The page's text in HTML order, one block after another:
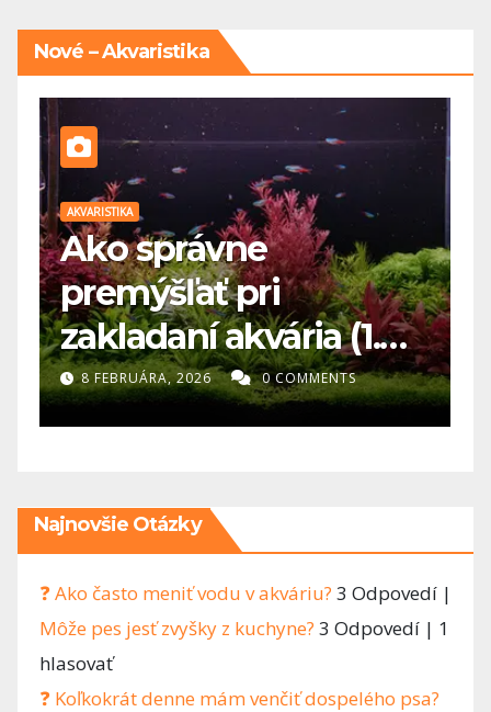
Nové – Akvaristika
AKVARISTIKA
Ako správne
premýšľať pri
zakladaní akvária (1.
diel)- Najväčšia chyba
v akvaristike? Človek
8 FEBRUÁRA, 2026 0 COMMENTS
Najnovšie Otázky
❓ Ako často meniť vodu v akváriu? 3 Odpovedí |
Môže pes jesť zvyšky z kuchyne? 3 Odpovedí | 1
hlasovať
❓ Koľkokrát denne mám venčiť dospelého psa?